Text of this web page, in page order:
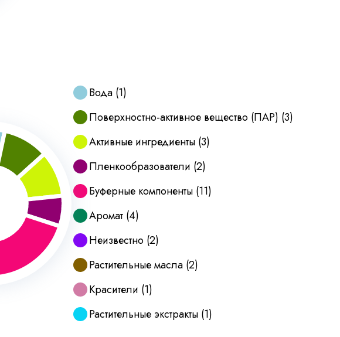
Вода(1)
Поверхностно-активное вещество (ПАР) (3)
Активные ингредиенты(3)
Пленкообразователи (2)
Буферные компоненты(11)
Аромат(4)
Неизвестно(2)
Растительные масла(2)
Красители (1)
Растительные экстракты(1)